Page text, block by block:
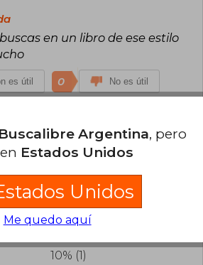
en un libro de ese estilo
es útil 0 No es útil
del libro
Inicia sesiónpara poder
evaluación.
70% (7)
10% (1)
Buscalibre Argentina, pero
Estados Unidos
Unidos
Me quedo aquí